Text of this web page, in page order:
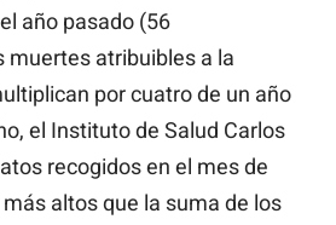
año pasado (56
muertes atribuibles a la
por cuatro de un año
el Instituto de Salud Carlos
recogidos en el mes de
altos que la suma de los